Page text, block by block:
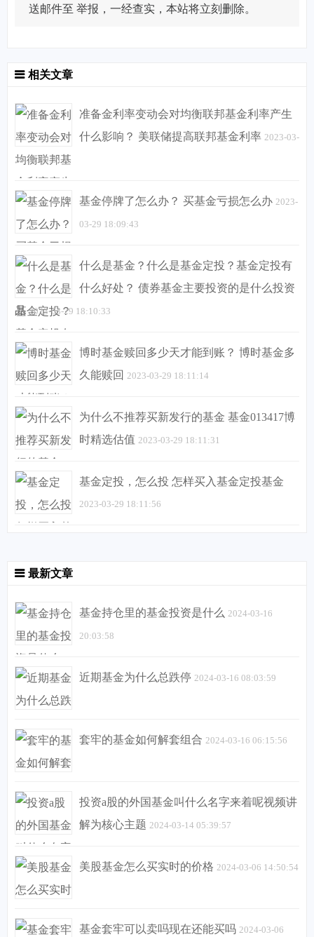
送邮件至 举报，一经查实，本站将立刻删除。
相关文章
准备金利率变动会对均衡联邦基金利率产生
什么影响？ 美联储提高联邦基金利率 2023-03-
29 18:09:31
基金停牌了怎么办？ 买基金亏损怎么办 2023-
03-29 18:09:43
什么是基金？什么是基金定投？基金定投有
什么好处？ 债券基金主要投资的是什么投资
品 2023-03-29 18:10:33
博时基金赎回多少天才能到账？ 博时基金多
久能赎回 2023-03-29 18:11:14
为什么不推荐买新发行的基金 基金013417博
时精选估值 2023-03-29 18:11:31
基金定投，怎么投 怎样买入基金定投基金
2023-03-29 18:11:56
最新文章
基金持仓里的基金投资是什么 2024-03-16
20:03:58
近期基金为什么总跌停 2024-03-16 08:03:59
套牢的基金如何解套组合 2024-03-16 06:15:56
投资a股的外国基金叫什么名字来着呢视频讲
解为核心主题 2024-03-14 05:39:57
美股基金怎么买实时的价格 2024-03-06 14:50:54
基金套牢可以卖吗现在还能买吗 2024-03-06